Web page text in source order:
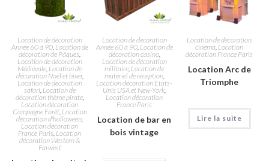
Location de décoration
Année 60 à 90, Location de
décoration de Pâques
Location de décoration
Médiévale Location de
décoration Noël et hiver,
Location de décoration
safari, Location de
décoration thème pirate,
Location décoration
Campagne Forêt, Location
décoration d'halloween
Location décoration
France Paris Location
décoration Western &
Farwest
Location de décoration
Année 60 à 90, Location de
décoration casino,
Location de décoration
militaire Location de
matériel de réception,
Location décoration Etats-
Unis USA et New-York
Location décoration
France Paris
Location de bar en
bois vintage
Location de décoration
cinéma Location
décoration France Paris
Location Arc de
Triomphe
Lire la suite